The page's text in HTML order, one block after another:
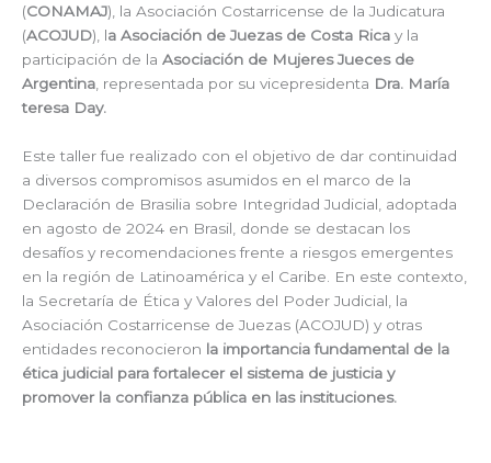
(CONAMAJ), la Asociación Costarricense de la Judicatura
(ACOJUD), la Asociación de Juezas de Costa Rica y la
participación de la Asociación de Mujeres Jueces de
Argentina, representada por su vicepresidenta Dra. María
teresa Day.
Este taller fue realizado con el objetivo de dar continuidad
a diversos compromisos asumidos en el marco de la
Declaración de Brasilia sobre Integridad Judicial, adoptada
en agosto de 2024 en Brasil, donde se destacan los
desafíos y recomendaciones frente a riesgos emergentes
en la región de Latinoamérica y el Caribe. En este contexto,
la Secretaría de Ética y Valores del Poder Judicial, la
Asociación Costarricense de Juezas (ACOJUD) y otras
entidades reconocieron la importancia fundamental de la
ética judicial para fortalecer el sistema de justicia y
promover la confianza pública en las instituciones.